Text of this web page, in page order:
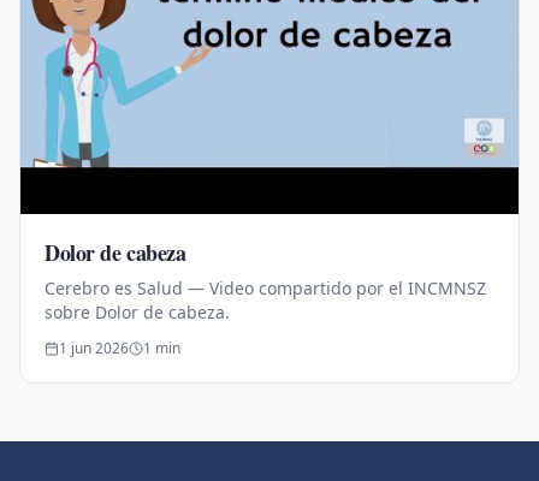
Dolor de cabeza
Cerebro es Salud — Video compartido por el INCMNSZ
sobre Dolor de cabeza.
1 jun 2026 1 min